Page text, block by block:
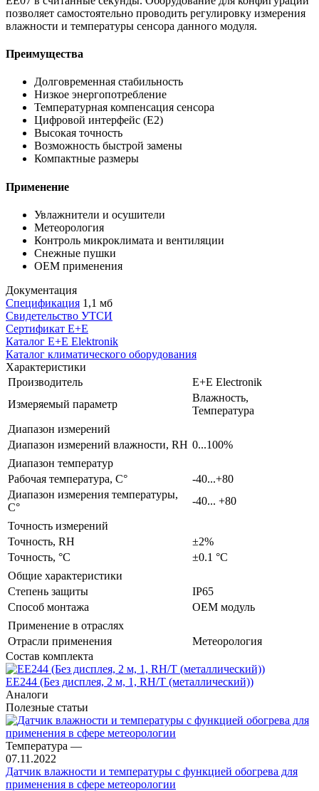
позволяет самостоятельно проводить регулировку измерения
влажности и температуры сенсора данного модуля.
Преимущества
Долговременная стабильность
Низкое энергопотребление
Температурная компенсация сенсора
Цифровой интерфейс (Е2)
Высокая точность
Возможность быстрой замены
Компактные размеры
Применение
Увлажнители и осушители
Метеорология
Контроль микроклимата и вентиляции
Снежные пушки
OEM применения
Документация
Спецификация 1,1 мб
Свидетельство УТСИ
Сертификат E+E
Каталог E+E Elektronik
Каталог климатического оборудования
Характеристики
Производитель
E+E Electronik
Измеряемый параметр
Влажность,
Температура
Диапазон измерений
Диапазон измерений влажности, RH 0...100%
Диапазон температур
Рабочая температура, С°
-40...+80
Диапазон измерения температуры,
С°
-40... +80
Точность измерений
Точность, RH
±2%
Точность, °С
±0.1 °C
Общие характеристики
Степень защиты
IP65
Способ монтажа
ОЕМ модуль
Применение в отраслях
Отрасли применения
Метеорология
Состав комплекта
EE244 (Без дисплея, 2 м, 1, RH/T (металлический))
Аналоги
Полезные статьи
Температура —
07.11.2022
Датчик влажности и температуры с функцией обогрева для
применения в сфере метеорологии